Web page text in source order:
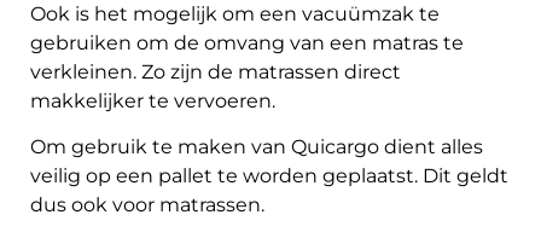
Ook is het mogelijk om een vacuümzak te
gebruiken om de omvang van een matras te
verkleinen. Zo zijn de matrassen direct
makkelijker te vervoeren.
Om gebruik te maken van Quicargo dient alles
veilig op een pallet te worden geplaatst. Dit geldt
dus ook voor matrassen.